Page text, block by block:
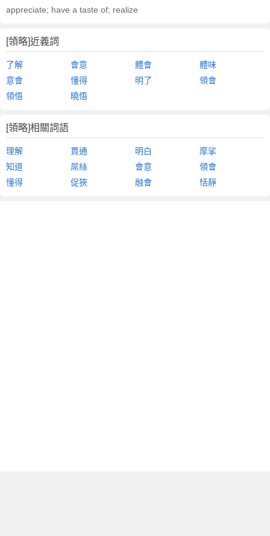
appreciate; have a taste of; realize
[領略]近義詞
了解 會意 體會
體味
意會
懂得 明了
領會
領悟
曉悟
[領略]相關詞語
理解 貫通 明白
摩挲
知道
屌絲 會意
領會
懂得
促狹 融會 恬靜